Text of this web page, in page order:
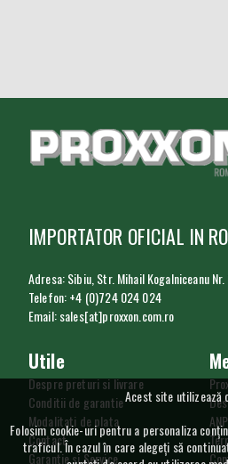
IMPORTATOR OFICIAL IN
Adresa: Sibiu, Str. Mihail Kogalniceanu Nr.
Telefon: +4 (0)724 024 024
Email: sales[at]proxxon.com.ro
Utile
Despre preturi si livrare
Conditii de garantie
Modalitati de plata
Contact
Garantie si Service
Acest site utilizează
Folosim cookie-uri pentru a personaliza
traficul. În cazul în care alegeți să